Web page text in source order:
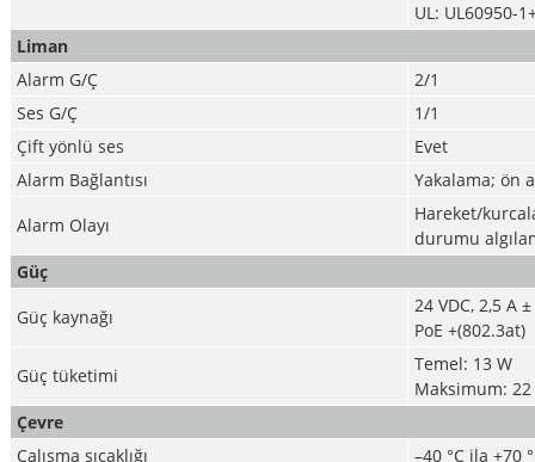
UL: UL60950-
Liman
Alarm G/Ç
2/1
Ses G/Ç
1/1
Çift yönlü ses
Evet
Alarm Bağlantısı
Yakalama; ön
Alarm Olayı
Hareket/
durumu
Güç
Güç kaynağı
24 VDC, 2,5 A
PoE +(802.3at)
Güç tüketimi
Temel: 13 W
Maksimum: 22
Çevre
Çalışma sıcaklığı
–40 °C ila +70